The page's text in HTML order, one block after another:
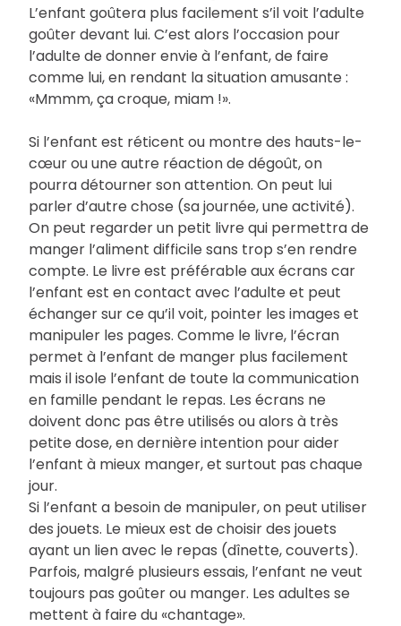
L’enfant goûtera plus facilement s’il voit l’adulte
goûter devant lui. C’est alors l’occasion pour
l’adulte de donner envie à l’enfant, de faire
comme lui, en rendant la situation amusante :
«Mmmm, ça croque, miam !».
Si l’enfant est réticent ou montre des hauts-le-
cœur ou une autre réaction de dégoût, on
pourra détourner son attention. On peut lui
parler d’autre chose (sa journée, une activité).
On peut regarder un petit livre qui permettra de
manger l’aliment difficile sans trop s’en rendre
compte. Le livre est préférable aux écrans car
l’enfant est en contact avec l’adulte et peut
échanger sur ce qu’il voit, pointer les images et
manipuler les pages. Comme le livre, l’écran
permet à l’enfant de manger plus facilement
mais il isole l’enfant de toute la communication
en famille pendant le repas. Les écrans ne
doivent donc pas être utilisés ou alors à très
petite dose, en dernière intention pour aider
l’enfant à mieux manger, et surtout pas chaque
jour.
Si l’enfant a besoin de manipuler, on peut utiliser
des jouets. Le mieux est de choisir des jouets
ayant un lien avec le repas (dînette, couverts).
Parfois, malgré plusieurs essais, l’enfant ne veut
toujours pas goûter ou manger. Les adultes se
mettent à faire du «chantage».